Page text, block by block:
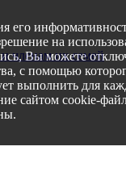
членам их семей
его
на
Вы можете
с помощью
выполнить для
сайтом cookie-